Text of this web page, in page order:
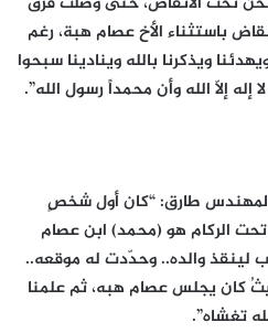
باستثناء الأخ عصام هبة، رغم
ويذكرنا بالله وينادينا سبحوا
إله إلاّ الله وأن محمداً رسول الله”.
المهندس طارق: “كان أول شخصٍ
الركام هو (محمد) ابن عصام
لينقذ والده.. وحدّدت له موقعه..
كان يجلس عصام هبه، ثم علمنا
تغشاه”.